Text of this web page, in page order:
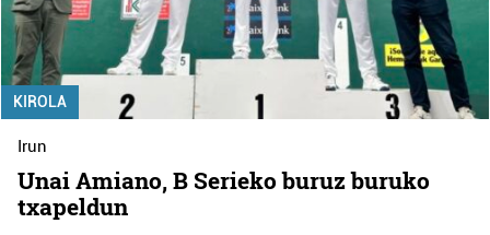
KIROLA
Irun
Unai Amiano, B Serieko buruz buruko
txapeldun